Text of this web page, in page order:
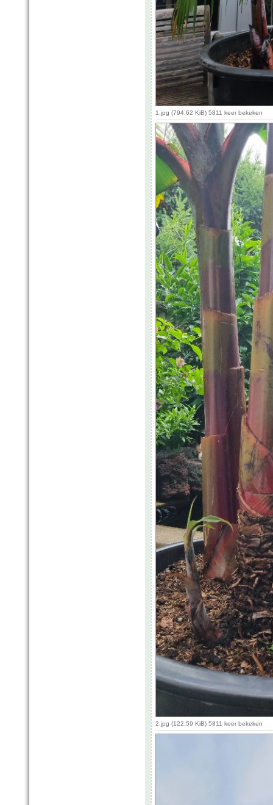
1.jpg (794.62 KiB) 5811 keer bekeken
2.jpg (122.59 KiB) 5811 keer bekeken